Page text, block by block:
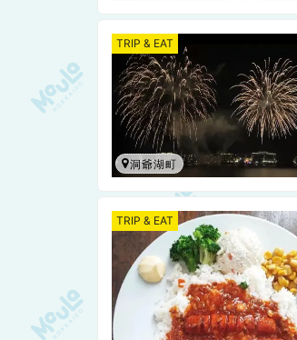
TRIP & EAT
洞爺湖町
TRIP & EAT